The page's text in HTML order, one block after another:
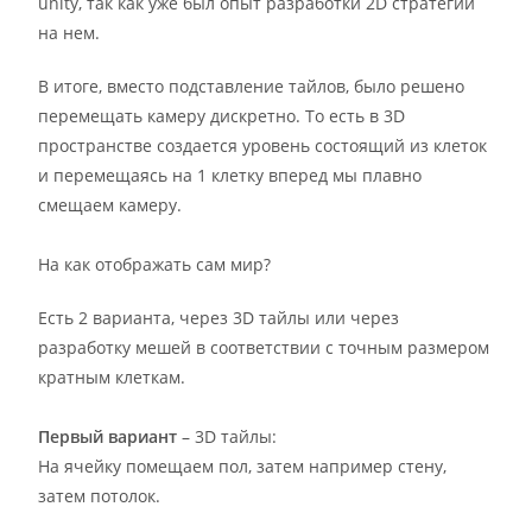
на нем.
В итоге, вместо подставление тайлов, было решено
перемещать камеру дискретно. То есть в 3D
пространстве создается уровень состоящий из клеток
и перемещаясь на 1 клетку вперед мы плавно
смещаем камеру.
На как отображать сам мир?
Есть 2 варианта, через 3D тайлы или через
разработку мешей в соответствии с точным размером
кратным клеткам.
Первый вариант – 3D тайлы:
На ячейку помещаем пол, затем например стену,
затем потолок.